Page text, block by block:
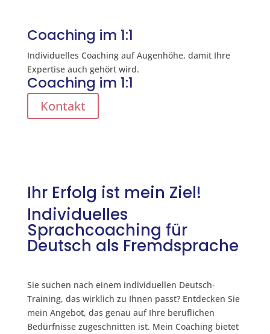
Coaching im 1:1
Individuelles Coaching auf Augenhöhe, damit Ihre
Expertise auch gehört wird.
Coaching im 1:1
Kontakt
Ihr Erfolg ist mein Ziel!
Individuelles
Sprachcoaching für
Deutsch als Fremdsprache
Sie suchen nach einem individuellen Deutsch-
Training, das wirklich zu Ihnen passt? Entdecken Sie
mein Angebot, das genau auf Ihre beruflichen
Bedürfnisse zugeschnitten ist. Mein Coaching bietet